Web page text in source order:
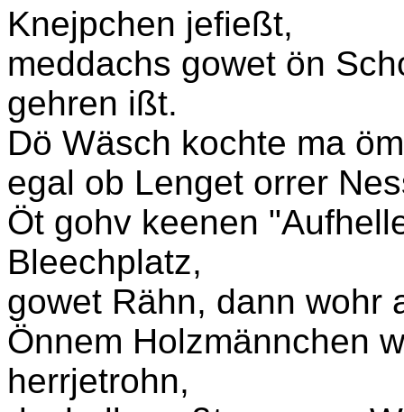
Knejpchen jefießt,
meddachs gowet ön
gehren ißt.
Dö Wäsch kochte ma
egal ob Lenget orrer
Öt gohv keenen
Bleechplatz,
gowet Rähn, dann wohr
Önnem Holzmännchen
herrjetrohn,